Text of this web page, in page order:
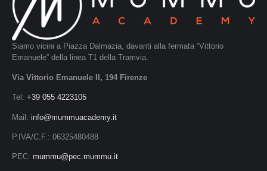
Siamo vicini a Piazza Dalmazia, davanti alla fermata “Vittorio
Emanuele” della linea T1 della Tramvia.
Via Vittorio Emanuele II, 194 Firenze
Tel: +39 055 4223105
Mail: info@mummuacademy.it
P.IVA/C.F.: 06325480488
PEC: mummu@pec.mummu.it